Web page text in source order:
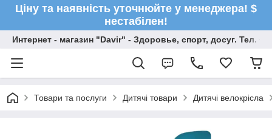
Ціну та наявність уточнюйте у менеджера! $
нестабілен!
Интернет - магазин "Davir" - Здоровье, спорт, досуг. Тел.
Товари та послуги Дитячі товари Дитячі велокрісла